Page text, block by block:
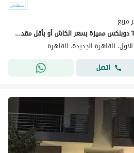
واجهة بحري + Trible View دوبلكس مميزة بسعر الكاش أو بأقل مقدم للبيع في تاج سيتي التجمع الأول بجوار جاردينيا ودقائق من شيراتون Taj City New Cairo
القاهرة الجديدة، القاهرة
اتصل